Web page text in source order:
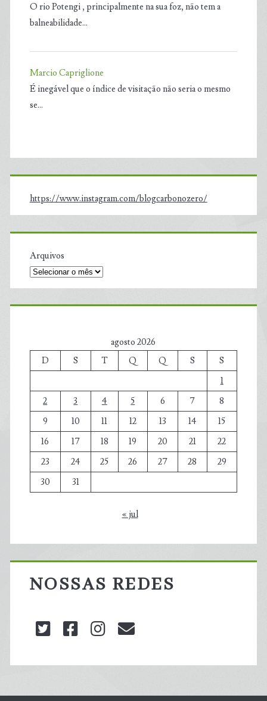
O rio Potengi , principalmente na sua foz, não tem a
balneabilidade…
Marcio Capriglione
É inegável que o índice de visitação não seria o mesmo
se…
https://www.instagram.com/blogcarbonozero/
Arquivos
agosto 2026
D
S T Q Q S
S
1
2
3 4 5 6 7
8
9
10 11 12 13 14
15
16
17 18 19 20 21
22
23
24 25 26 27 28
29
30
31
« jul
NOSSAS REDES
twitterfacebookinstagram